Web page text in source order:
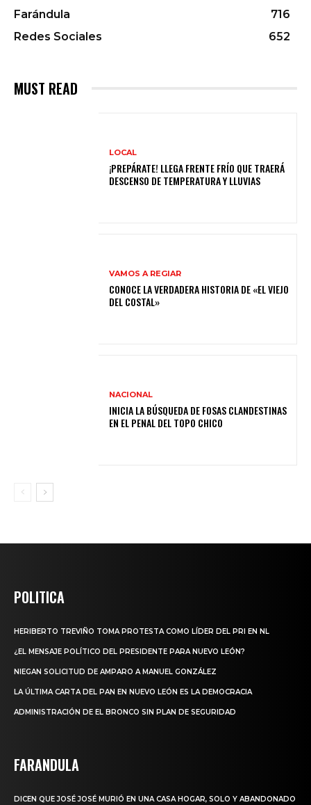
Farándula
716
Redes Sociales
652
MUST READ
LOCAL
¡PREPÁRATE! LLEGA FRENTE FRÍO QUE TRAERÁ
DESCENSO DE TEMPERATURA Y LLUVIAS
VAMOS A REGIAR
CONOCE LA VERDADERA HISTORIA DE «EL VIEJO
DEL COSTAL»
NACIONAL
INICIA LA BÚSQUEDA DE FOSAS CLANDESTINAS
EN EL PENAL DEL TOPO CHICO
POLITICA
HERIBERTO TREVIÑO TOMA PROTESTA COMO LÍDER DEL PRI EN NL
¿EL MENSAJE POLÍTICO DEL PRESIDENTE PARA NUEVO LEÓN?
NIEGAN SOLICITUD DE AMPARO A MANUEL GONZÁLEZ
LA ÚLTIMA CARTA DEL PAN EN NUEVO LEÓN ES LA DEMOCRACIA
ADMINISTRACIÓN DE EL BRONCO SIN PLAN DE SEGURIDAD
FARANDULA
DICEN QUE JOSÉ JOSÉ MURIÓ EN UNA CASA HOGAR, SOLO Y ABANDONADO